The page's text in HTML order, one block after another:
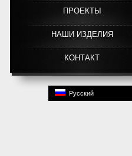
ПРОЕКТЫ
HАШИ ИЗДЕЛИЯ
КОНТАКТ
Русский